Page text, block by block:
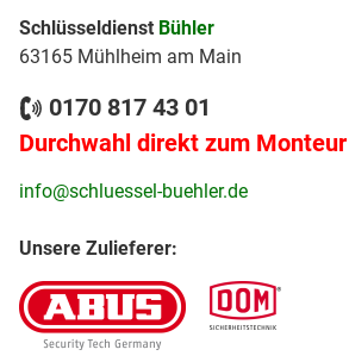
Schlüsseldienst Bühler
63165 Mühlheim am Main
0170 817 43 01
Durchwahl direkt zum Monteur
info@schluessel-buehler.de
Unsere Zulieferer: